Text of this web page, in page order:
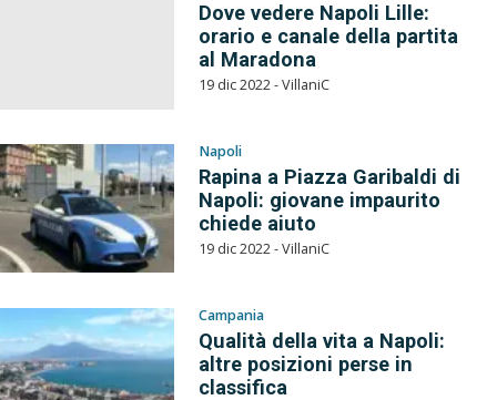
Dove vedere Napoli Lille:
orario e canale della partita
al Maradona
19 dic 2022 - VillaniC
Napoli
Rapina a Piazza Garibaldi di
Napoli: giovane impaurito
chiede aiuto
19 dic 2022 - VillaniC
Campania
Qualità della vita a Napoli:
altre posizioni perse in
classifica